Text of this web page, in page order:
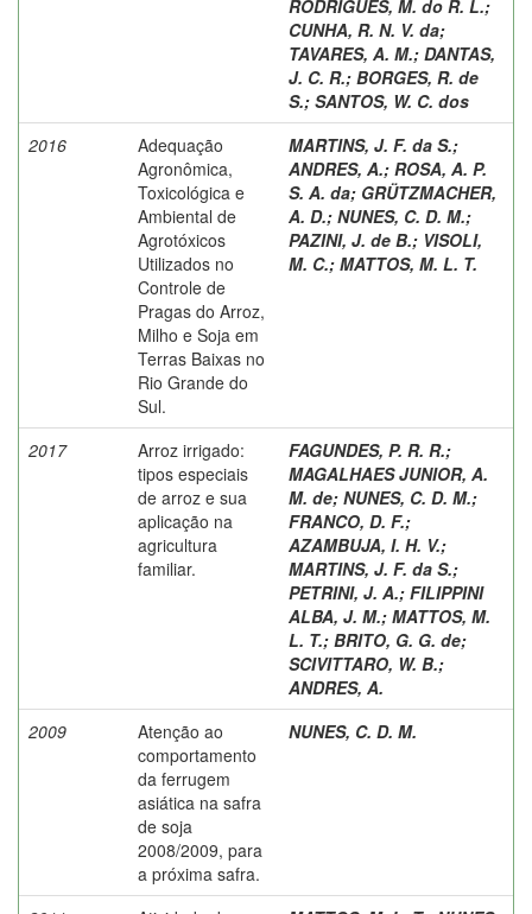
RODRIGUES, M. do R. L.;
CUNHA, R. N. V. da;
TAVARES, A. M.; DANTAS,
J. C. R.; BORGES, R. de
S.; SANTOS, W. C. dos
2016
Adequação
Agronômica,
Toxicológica e
Ambiental de
Agrotóxicos
Utilizados no
Controle de
Pragas do Arroz,
Milho e Soja em
Terras Baixas no
Rio Grande do
Sul.
MARTINS, J. F. da S.;
ANDRES, A.; ROSA, A. P.
S. A. da; GRÜTZMACHER,
A. D.; NUNES, C. D. M.;
PAZINI, J. de B.; VISOLI,
M. C.; MATTOS, M. L. T.
2017
Arroz irrigado:
tipos especiais
de arroz e sua
aplicação na
agricultura
familiar.
FAGUNDES, P. R. R.;
MAGALHAES JUNIOR, A.
M. de; NUNES, C. D. M.;
FRANCO, D. F.;
AZAMBUJA, I. H. V.;
MARTINS, J. F. da S.;
PETRINI, J. A.; FILIPPINI
ALBA, J. M.; MATTOS, M.
L. T.; BRITO, G. G. de;
SCIVITTARO, W. B.;
ANDRES, A.
2009
Atenção ao
comportamento
da ferrugem
asiática na safra
de soja
2008/2009, para
a próxima safra.
NUNES, C. D. M.